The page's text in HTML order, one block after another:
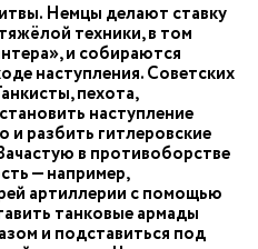
Немцы делают ставку
техники, в том
и собираются
наступления. Советских
пехота,
наступление
и разбить гитлеровские
в противоборстве
— например,
артиллерии с помощью
танковые армады
и подставиться под